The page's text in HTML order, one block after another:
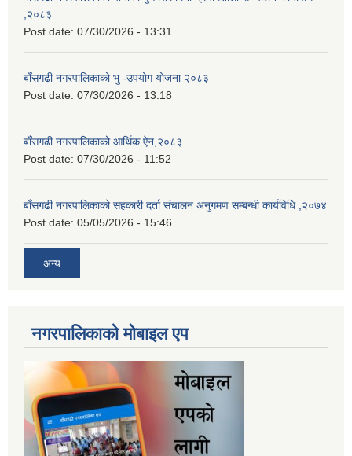
,२०८३
Post date: 07/30/2026 - 13:31
बाँसगढी नगरपालिकाको भु -उपयोग योजना २०८३
Post date: 07/30/2026 - 13:18
बाँसगढी नगरपालिकाको आर्थिक ऐन,२०८३
Post date: 07/30/2026 - 11:52
बाँसगढी नगरपालिकाको सहकारी दर्ता संचालन अनुगमण सम्बन्धी कार्यविधि ,२०७४
Post date: 05/05/2026 - 15:46
अन्य
नगरपालिकाकाे माेबाइल एप